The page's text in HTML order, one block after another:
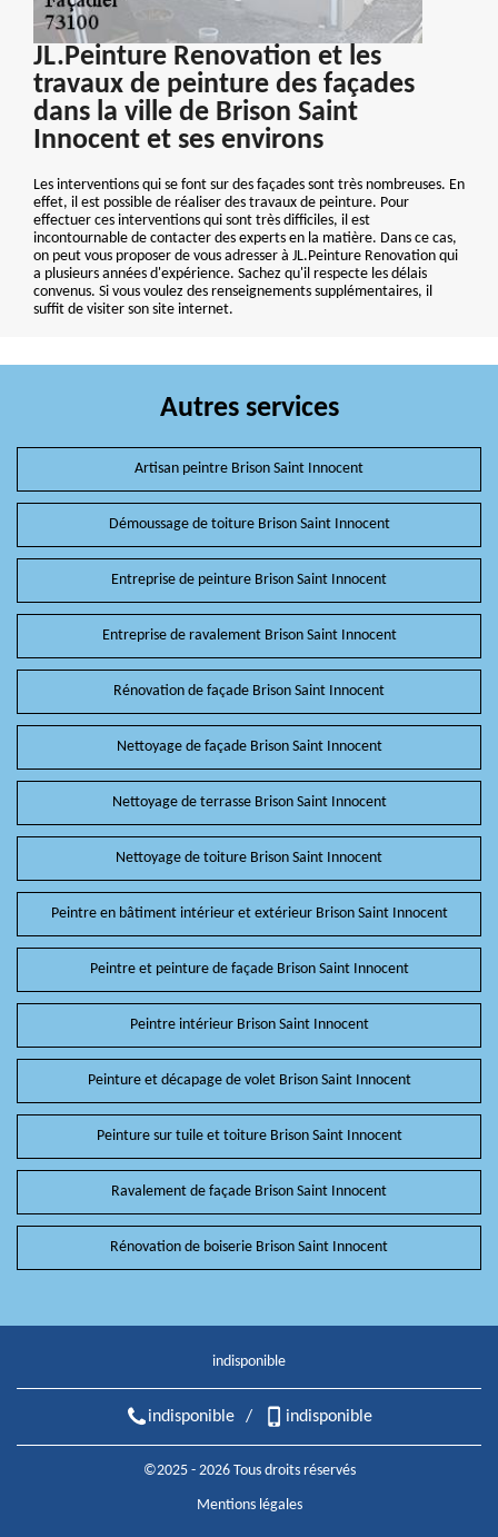
JL.Peinture Renovation et les
travaux de peinture des façades
dans la ville de Brison Saint
Innocent et ses environs
Les interventions qui se font sur des façades sont très nombreuses. En
effet, il est possible de réaliser des travaux de peinture. Pour
effectuer ces interventions qui sont très difficiles, il est
incontournable de contacter des experts en la matière. Dans ce cas,
on peut vous proposer de vous adresser à JL.Peinture Renovation qui
a plusieurs années d'expérience. Sachez qu'il respecte les délais
convenus. Si vous voulez des renseignements supplémentaires, il
suffit de visiter son site internet.
Autres services
Artisan peintre Brison Saint Innocent
Démoussage de toiture Brison Saint Innocent
Entreprise de peinture Brison Saint Innocent
Entreprise de ravalement Brison Saint Innocent
Rénovation de façade Brison Saint Innocent
Nettoyage de façade Brison Saint Innocent
Nettoyage de terrasse Brison Saint Innocent
Nettoyage de toiture Brison Saint Innocent
Peintre en bâtiment intérieur et extérieur Brison Saint Innocent
Peintre et peinture de façade Brison Saint Innocent
Peintre intérieur Brison Saint Innocent
Peinture et décapage de volet Brison Saint Innocent
Peinture sur tuile et toiture Brison Saint Innocent
Ravalement de façade Brison Saint Innocent
Rénovation de boiserie Brison Saint Innocent
indisponible
indisponible / indisponible
©2025 - 2026 Tous droits réservés
Mentions légales